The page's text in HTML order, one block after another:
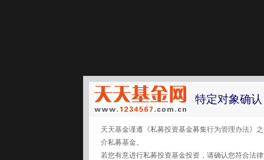
特定对象确认
天天基金谨遵《私募投资基金募集行为管理办法》
介私募基金。
若您有意进行私募投资基金投资，请确认您符合法